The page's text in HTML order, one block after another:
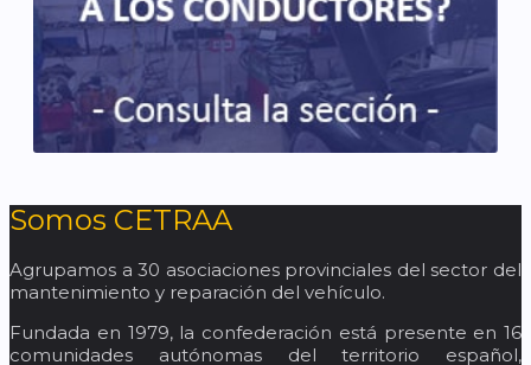
Somos CETRAA
Agrupamos a 30 asociaciones provinciales del sector del
mantenimiento y reparación del vehículo.
Fundada en 1979, la confederación está presente en 16
comunidades autónomas del territorio español,